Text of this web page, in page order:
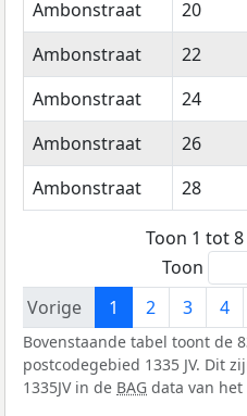
Ambonstraat
20
Ambonstraat
22
Ambonstraat
24
Ambonstraat
26
Ambonstraat
28
Toon 1 tot
Toon
Vorige
1 2 3 4
Bovenstaande tabel toont de
postcodegebied 1335 JV. Dit
1335JV in de BAG data van het